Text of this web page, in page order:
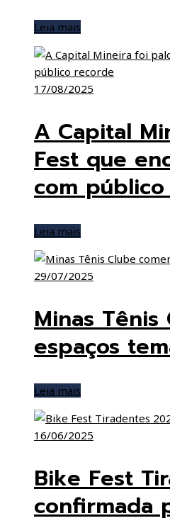
Leia mais
17/08/2025
A Capital
Fest que
com
Leia mais
29/07/2025
Minas
espaços
Leia mais
16/06/2025
Bike Fest
confirmada